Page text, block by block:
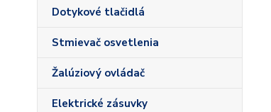
Dotykové tlačidlá
Stmievač osvetlenia
Žalúziový ovládač
Elektrické zásuvky